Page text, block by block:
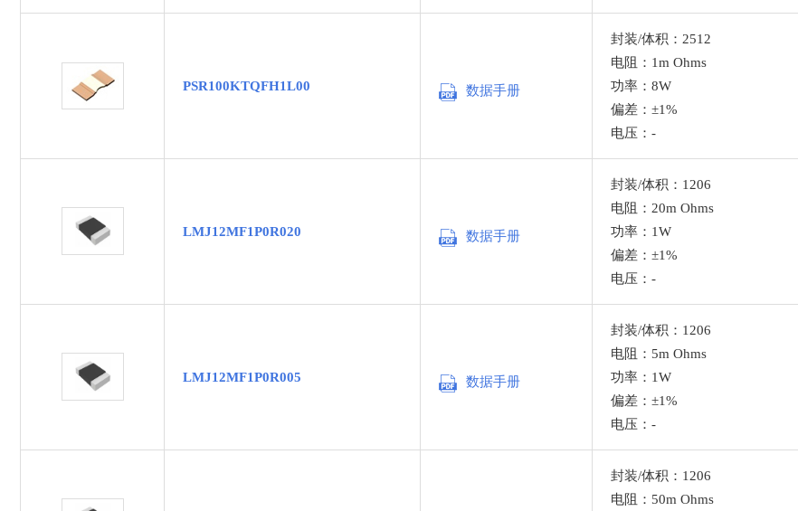
PSR100KTQFH1L00 数据手册
封装/体积：2512
电阻：1m Ohms
功率：8W
偏差：±1%
电压：-
LMJ12MF1P0R020 数据手册
封装/体积：1206
电阻：20m Ohms
功率：1W
偏差：±1%
电压：-
LMJ12MF1P0R005 数据手册
封装/体积：1206
电阻：5m Ohms
功率：1W
偏差：±1%
电压：-
封装/体积：1206
电阻：50m Ohms